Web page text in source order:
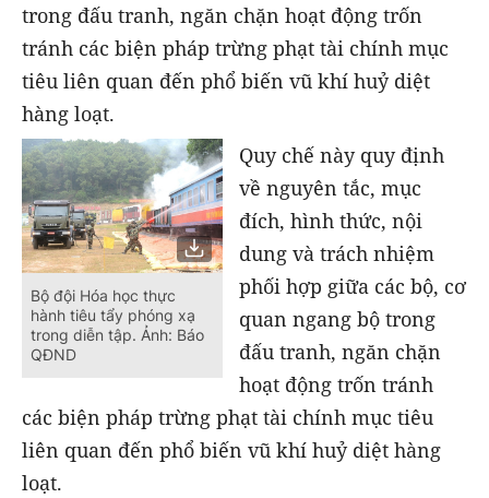
trong đấu tranh, ngăn chặn hoạt động trốn
tránh các biện pháp trừng phạt tài chính mục
tiêu liên quan đến phổ biến vũ khí huỷ diệt
hàng loạt.
Bộ đội Hóa học thực
hành tiêu tẩy phóng xạ
trong diễn tập. Ảnh: Báo
QĐND
Quy chế này quy định
về nguyên tắc, mục
đích, hình thức, nội
dung và trách nhiệm
phối hợp giữa các bộ, cơ
quan ngang bộ trong
đấu tranh, ngăn chặn
hoạt động trốn tránh
các biện pháp trừng phạt tài chính mục tiêu
liên quan đến phổ biến vũ khí huỷ diệt hàng
loạt.